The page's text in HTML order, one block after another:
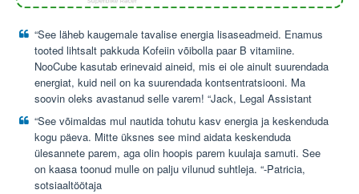
“See läheb kaugemale tavalise energia lisaseadmeid. Enamus
tooted lihtsalt pakkuda Kofeiin võibolla paar B vitamiine.
NooCube kasutab erinevaid aineid, mis ei ole ainult suurendada
energiat, kuid neil on ka suurendada kontsentratsiooni. Ma
soovin oleks avastanud selle varem! “Jack, Legal Assistant
“See võimaldas mul nautida tohutu kasv energia ja keskenduda
kogu päeva. Mitte üksnes see mind aidata keskenduda
ülesannete parem, aga olin hoopis parem kuulaja samuti. See
on kaasa toonud mulle on palju vilunud suhtleja. “-Patricia,
sotsiaaltöötaja